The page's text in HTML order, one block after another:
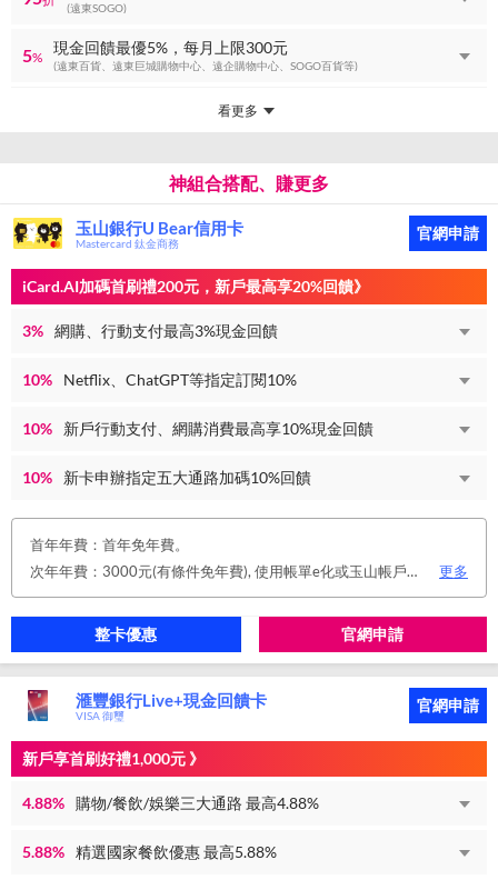
(遠東SOGO)
5%
現金回饋最優5%，每月上限300元
(遠東百貨、遠東巨城購物中心、遠企購物中心、SOGO百貨等)
看更多
神組合搭配、賺更多
玉山銀行U Bear信用卡
Mastercard 鈦金商務
官網申請
iCard.AI加碼首刷禮200元，新戶最高享20%回饋》
3% 網購、行動支付最高3%現金回饋
10% Netflix、ChatGPT等指定訂閱10%
10% 新戶行動支付、網購消費最高享10%現金回饋
10% 新卡申辦指定五大通路加碼10%回饋
首年年費：首年免年費。
次年年費：3000元(有條件免年費), 使用帳單e化或玉山帳戶自動扣繳信用卡款或任消費一筆享免年費優惠。
更多
整卡優惠 官網申請
滙豐銀行Live+現金回饋卡
VISA 御璽
官網申請
新戶享首刷好禮1,000元 》
4.88% 購物/餐飲/娛樂三大通路 最高4.88%
5.88% 精選國家餐飲優惠 最高5.88%